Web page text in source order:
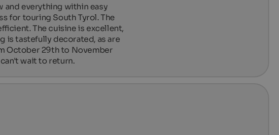
and everything within easy
for touring South Tyrol. The
The cuisine is excellent,
is tastefully decorated, as are
October 29th to November
wait to return.